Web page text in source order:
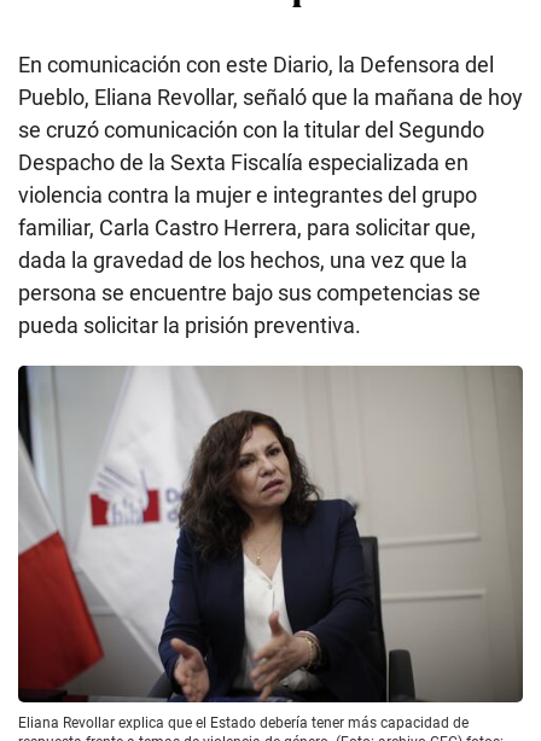
En comunicación con este Diario, la Defensora del
Pueblo, Eliana Revollar, señaló que la mañana de hoy
se cruzó comunicación con la titular del Segundo
Despacho de la Sexta Fiscalía especializada en
violencia contra la mujer e integrantes del grupo
familiar, Carla Castro Herrera, para solicitar que,
dada la gravedad de los hechos, una vez que la
persona se encuentre bajo sus competencias se
pueda solicitar la prisión preventiva.
Eliana Revollar explica que el Estado debería tener más capacidad de